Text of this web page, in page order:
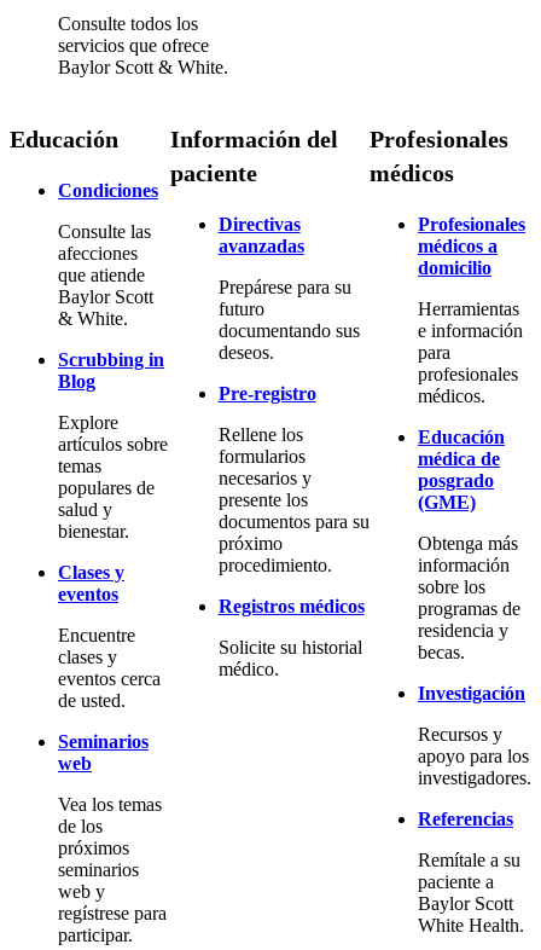
Consulte todos los
servicios que ofrece
Baylor Scott & White.
Educación
Condiciones
Consulte las
afecciones
que atiende
Baylor Scott
& White.
Scrubbing in
Blog
Explore
artículos sobre
temas
populares de
salud y
bienestar.
Clases y
eventos
Encuentre
clases y
eventos cerca
de usted.
Seminarios
web
Vea los temas
de los
próximos
seminarios
web y
regístrese para
participar.
Información del
paciente
Directivas
avanzadas
Prepárese para su
futuro
documentando sus
deseos.
Pre-registro
Rellene los
formularios
necesarios y
presente los
documentos para su
próximo
procedimiento.
Registros médicos
Solicite su historial
médico.
Profesionales
médicos
Profesionales
médicos a
domicilio
Herramientas
e información
para
profesionales
médicos.
Educación
médica de
posgrado
(GME)
Obtenga más
información
sobre los
programas de
residencia y
becas.
Investigación
Recursos y
apoyo para los
investigadores.
Referencias
Remítale a su
paciente a
Baylor Scott
White Health.